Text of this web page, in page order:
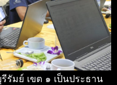
มย์ เขต ๑ เป็นประธาน